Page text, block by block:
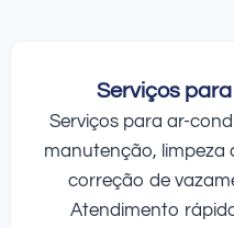
Serviços
Serviços para ar-
manutenção, limpeza
correção de
Atendimento